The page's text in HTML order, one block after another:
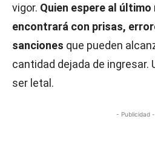
vigor. Quien espere al
encontrará con prisas,
sanciones que pueden
cantidad dejada de ingresar.
ser letal.
- Publicidad -